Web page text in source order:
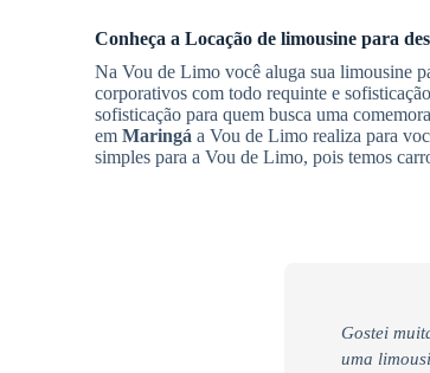
Conheça a Locação de limousine para
Na Vou de Limo você aluga sua limousine
corporativos com todo requinte e
sofisticação para quem busca uma
em Maringá a Vou de Limo realiza para
simples para a Vou de Limo, pois temos
Gostei
uma